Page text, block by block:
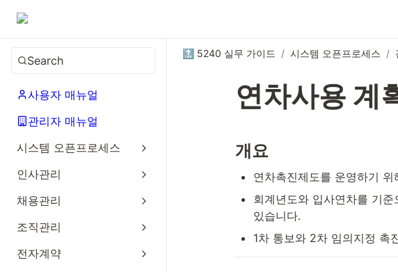
Search
사용자 매뉴얼
관리자 매뉴얼
시스템 오픈프로세스
인사관리
채용관리
조직관리
전자계약
🔝 5240 실무 가이드 / 시스템 오픈프로세스 /
연차사용 계
개요
연차촉진제도를 운영하기
회계년도와 입사연차를 기
있습니다.
1차 통보와 2차 임의지정 촉